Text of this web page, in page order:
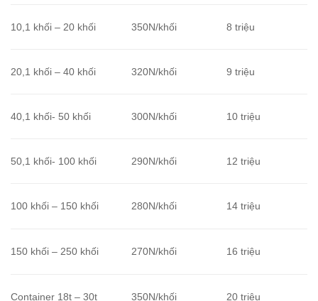
10,1 khối – 20 khối 350N/khối 8 triệu
20,1 khối – 40 khối 320N/khối 9 triệu
40,1 khối- 50 khối 300N/khối 10 triệu
50,1 khối- 100 khối 290N/khối 12 triệu
100 khối – 150 khối 280N/khối 14 triệu
150 khối – 250 khối 270N/khối 16 triệu
Container 18t – 30t 350N/khối 20 triệu